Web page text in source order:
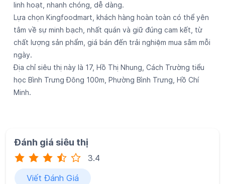
linh hoạt, nhanh chóng, dễ dàng.
Lựa chọn Kingfoodmart, khách hàng hoàn toàn có thể yên
tâm về sự minh bạch, nhất quán và giữ đúng cam kết, từ
chất lượng sản phẩm, giá bán đến trải nghiệm mua sắm mỗi
ngày.
Địa chỉ siêu thị này là 17, Hồ Thị Nhung, Cách Trường tiểu
học Bình Trưng Đông 100m, Phường Bình Trưng, Hồ Chí
Minh.
Đánh giá siêu thị
3.4
Viết Đánh Giá